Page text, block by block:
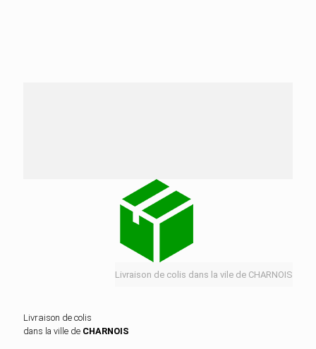
Livraison de colis dans la vile de CHARNOIS
Livraison de colis
dans la ville de CHARNOIS